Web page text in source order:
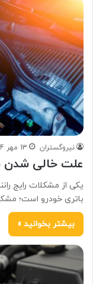
نیروگستران 13 مهر 1404
علت خالی شدن
یکی از مشکلات رایج
باتری خودرو است؛
بیشتر بخوانید »